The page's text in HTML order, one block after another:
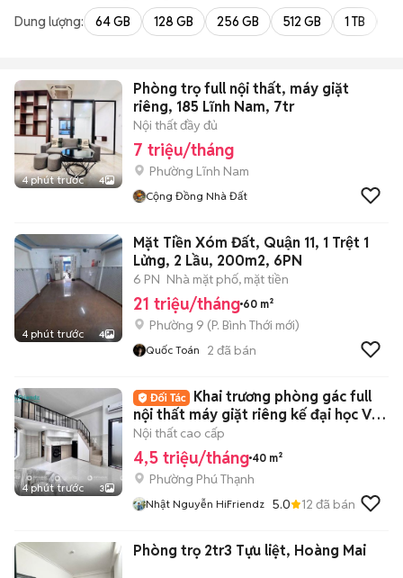
Dung lượng: 64 GB 128 GB 256 GB 512 GB 1 TB
4 phút trước 4
Phòng trọ full nội thất, máy giặt
riêng, 185 Lĩnh Nam, 7tr
Nội thất đầy đủ
7 triệu/tháng
Phường Lĩnh Nam
Cộng Đồng Nhà Đất
4 phút trước 4
Mặt Tiền Xóm Đất, Quận 11, 1 Trệt 1
Lửng, 2 Lầu, 200m2, 6PN
6 PN Nhà mặt phố, mặt tiền
21 triệu/tháng 60 m²
Phường 9 (P. Bình Thới mới)
Quốc Toán 2 đã bán
4 phút trước 3
Khai trương phòng gác full
nội thất máy giặt riêng kế đại học Văn
Hiến
Nội thất cao cấp
4,5 triệu/tháng 40 m²
Phường Phú Thạnh
Nhật Nguyễn HiFriendz 5.0 12 đã bán
Phòng trọ 2tr3 Tựu liệt, Hoàng Mai